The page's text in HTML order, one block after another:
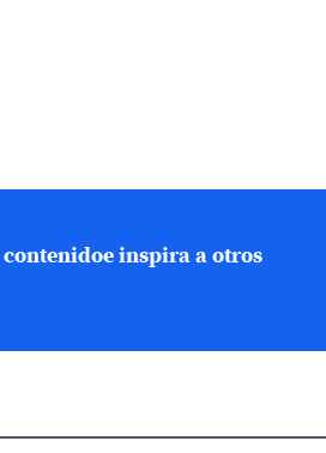
contenidoe inspira a otros